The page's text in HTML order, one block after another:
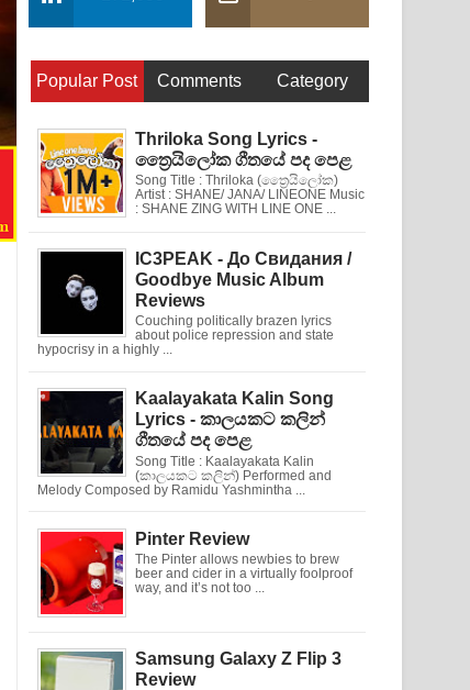
Popular Post Comments Category
Thriloka Song Lyrics -
ත්‍රෛයිලෝක ගීතයේ පද පෙළ
Song Title : Thriloka (ත්‍රෛයිලෝක)
Artist : SHANE/ JANA/ LINEONE Music
: SHANE ZING WITH LINE ONE ...
IC3PEAK - До Свидания /
Goodbye Music Album
Reviews
Couching politically brazen lyrics
about police repression and state
hypocrisy in a highly ...
Kaalayakata Kalin Song
Lyrics - කාලයකට කලින්
ගීතයේ පද පෙළ
Song Title : Kaalayakata Kalin
(කාලයකට කලින්) Performed and
Melody Composed by Ramidu Yashmintha ...
Pinter Review
The Pinter allows newbies to brew
beer and cider in a virtually foolproof
way, and it’s not too ...
Samsung Galaxy Z Flip 3
Review